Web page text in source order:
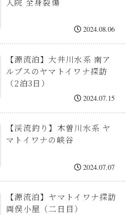
2024.08.06
【源流泊】大井川水系 南ア
ルプスのヤマトイワナ探訪
（2泊3日）
2024.07.15
【渓流釣り】木曽川水系 ヤ
マトイワナの峡谷
2024.07.07
【源流泊】ヤマトイワナ探訪
両俣小屋（二日目）